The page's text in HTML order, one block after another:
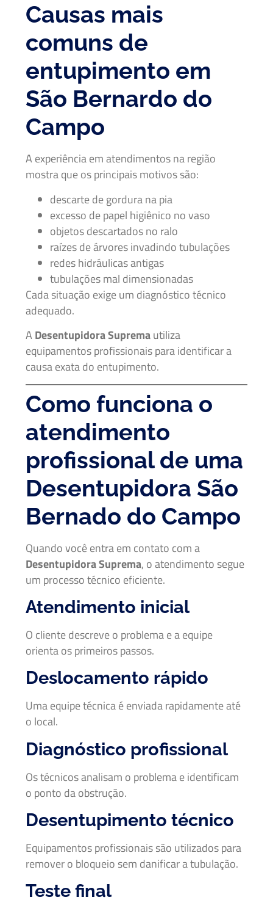
Causas mais
comuns de
entupimento em
São Bernardo do
Campo
A experiência em atendimentos na região
mostra que os principais motivos são:
descarte de gordura na pia
excesso de papel higiênico no vaso
objetos descartados no ralo
raízes de árvores invadindo tubulações
redes hidráulicas antigas
tubulações mal dimensionadas
Cada situação exige um diagnóstico técnico
adequado.
A Desentupidora Supremautiliza
equipamentos profissionais para identificar a
causa exata do entupimento.
Como funciona o
atendimento
profissional de uma
Desentupidora São
Bernado do Campo
Quando você entra em contato com a
Desentupidora Suprema, o atendimento segue
um processo técnico eficiente.
Atendimento inicial
O cliente descreve o problema e a equipe
orienta os primeiros passos.
Deslocamento rápido
Uma equipe técnica é enviada rapidamente até
o local.
Diagnóstico profissional
Os técnicos analisam o problema e identificam
o ponto da obstrução.
Desentupimento técnico
Equipamentos profissionais são utilizados para
remover o bloqueio sem danificar a tubulação.
Teste final